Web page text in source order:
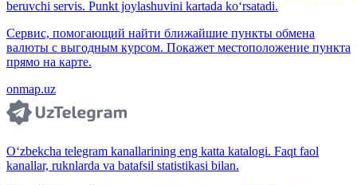
beruvchi servis. Punkt joylashuvini kartada ko‘rsatadi.
Сервис, помогающий найти ближайшие пункты обмена
валюты с выгодным курсом. Покажет местоположение пункта
прямо на карте.
onmap.uz
O‘zbekcha telegram kanallarining eng katta katalogi. Faqt faol
kanallar, ruknlarda va batafsil statistikasi bilan.